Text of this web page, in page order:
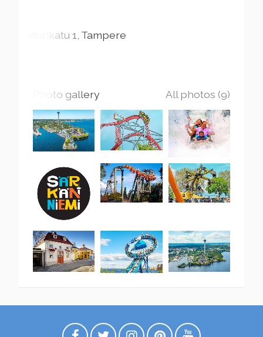
Laiturikatu1 Tampere
Photo gallery All photos (9)